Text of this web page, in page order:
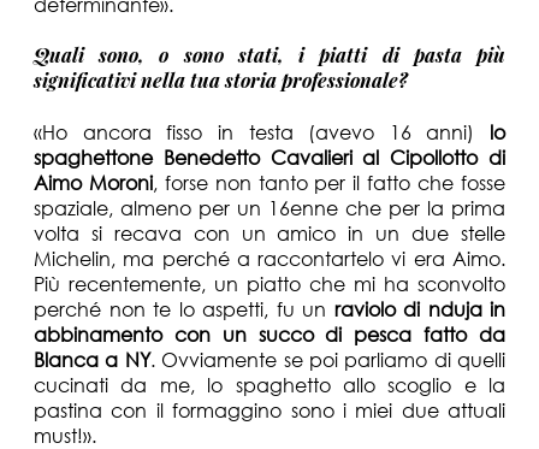
Quali sono, o sono stati, i piatti di pasta più
significativi nella tua storia professionale?
«Ho ancora fisso in testa (avevo 16 anni) lo
spaghettone Benedetto Cavalieri al Cipollotto di
Aimo Moroni, forse non tanto per il fatto che fosse
spaziale, almeno per un 16enne che per la prima
volta si recava con un amico in un due stelle
Michelin, ma perché a raccontartelo vi era Aimo.
Più recentemente, un piatto che mi ha sconvolto
perché non te lo aspetti, fu un raviolo di nduja in
abbinamento con un succo di pesca fatto da
Blanca a NY. Ovviamente se poi parliamo di quelli
cucinati da me, lo spaghetto allo scoglio e la
pastina con il formaggino sono i miei due attuali
must!».